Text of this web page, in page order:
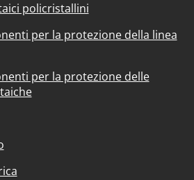
policristallini
per la protezione della linea
per la protezione delle